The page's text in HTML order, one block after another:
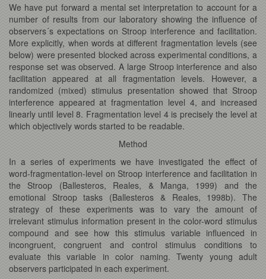
We have put forward a mental set interpretation to account for a
number of results from our laboratory showing the influence of
observers´s expectations on Stroop interference and facilitation.
More explicitly, when words at different fragmentation levels (see
below) were presented blocked across experimental conditions, a
response set was observed. A large Stroop interference and also
facilitation appeared at all fragmentation levels. However, a
randomized (mixed) stimulus presentation showed that Stroop
interference appeared at fragmentation level 4, and increased
linearly until level 8. Fragmentation level 4 is precisely the level at
which objectively words started to be readable.
Method
In a series of experiments we have investigated the effect of
word-fragmentation-level on Stroop interference and facilitation in
the Stroop (Ballesteros, Reales, & Manga, 1999) and the
emotional Stroop tasks (Ballesteros & Reales, 1998b). The
strategy of these experiments was to vary the amount of
irrelevant stimulus information present in the color-word stimulus
compound and see how this stimulus variable influenced in
incongruent, congruent and control stimulus conditions to
evaluate this variable in color naming. Twenty young adult
observers participated in each experiment.